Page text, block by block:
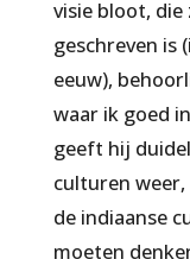
visie bloot,
geschreven is
eeuw),
waar ik goed
geeft hij
culturen weer,
de indiaanse
moeten